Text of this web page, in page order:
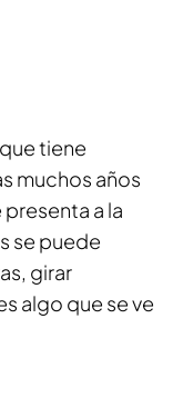
tiene
muchos años
a la
se puede
girar
algo que se ve